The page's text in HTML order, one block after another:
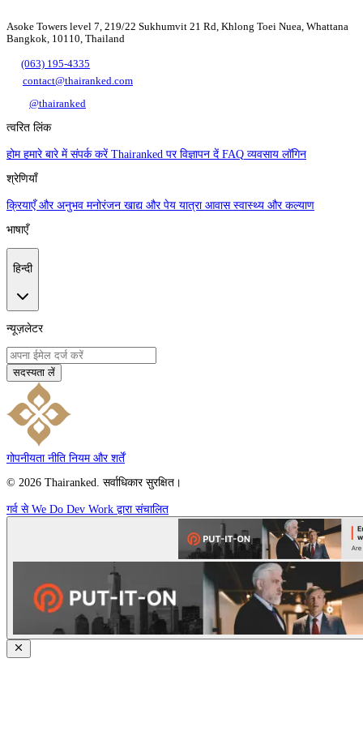
Asoke Towers level 7, 219/22 Sukhumvit 21 Rd, Khlong Toei Nuea, Whattana
Bangkok, 10110, Thailand
(063) 195-4335
contact@thairanked.com
@thairanked
त्वरित लिंक
होम हमारे बारे में संपर्क करें Thairanked पर विज्ञापन दें FAQ व्यवसाय लॉगिन
श्रेणियाँ
क्रियाएँ और अनुभव मनोरंजन खाद्य और पेय यात्रा आवास स्वास्थ्य और कल्याण
भाषाएँ
हिन्दी
न्यूज़लेटर
सदस्यता लें
गोपनीयता नीति नियम और शर्तें
© 2026 Thairanked. सर्वाधिकार सुरक्षित।
गर्व से We Do Dev Work द्वारा संचालित